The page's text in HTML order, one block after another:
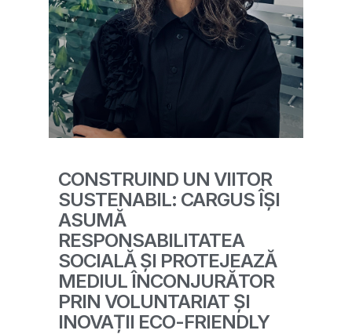
CONSTRUIND UN VIITOR
SUSTENABIL: CARGUS ÎȘI
ASUMĂ
RESPONSABILITATEA
SOCIALĂ ȘI PROTEJEAZĂ
MEDIUL ÎNCONJURĂTOR
PRIN VOLUNTARIAT ȘI
INOVAȚII ECO-FRIENDLY